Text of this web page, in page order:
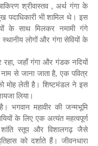
श्रीवास्तव , अर्थ गंगा के
पदाधिकारी भी शामिल थे। इस
के साथ मिलकर नमामी गंगे
स्थानीय लोगों और गंगा सेवियों के
रहा, जहाँ गंगा और गंडक नदियों
से जाना जाता है, एक पवित्र
मोह लेती है। शिष्टमंडल ने इस
लिया।
भगवान महावीर की जन्मभूमि
के लिए एक अत्यंत महत्वपूर्ण
स्तूप और विशालगढ़ जैसे
को दर्शाते हैं। जीवनधारा